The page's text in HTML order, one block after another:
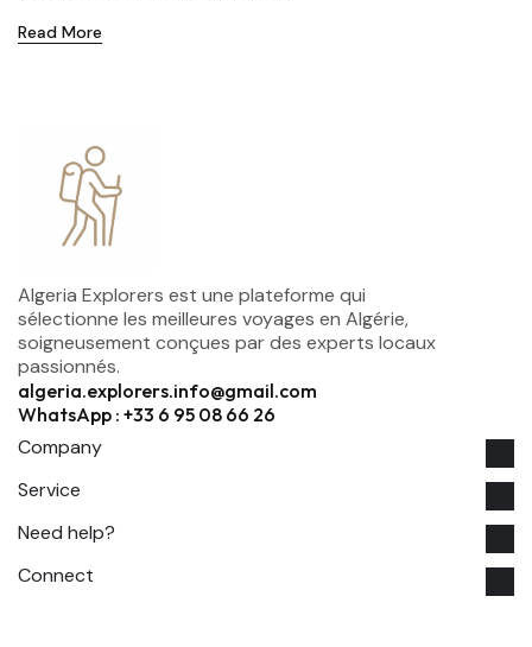
Read More
Algeria Explorers est une plateforme qui
sélectionne les meilleures voyages en Algérie,
soigneusement conçues par des experts locaux
passionnés.
algeria.explorers.info@gmail.com
WhatsApp : +33 6 95 08 66 26
Company
Service
Need help?
Connect